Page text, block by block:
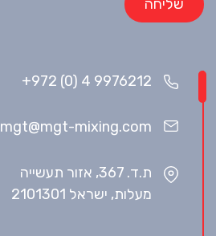
+972 (0) 4 9976212
mgt@mgt-mixing.com
ת.ד. 367, אזור תעשייה
מעלות, ישראל 2101301